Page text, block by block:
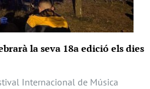
la seva 18a edició els dies
Internacional de Música